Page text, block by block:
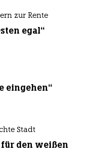
zur Rente
egal“
eingehen“
Stadt
für den weißen